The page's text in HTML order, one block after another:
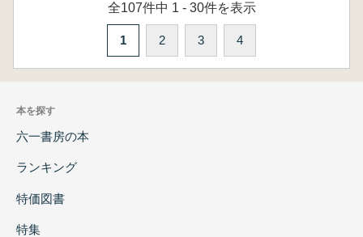
全107件中 1 - 30件を表示
1 2 3 4
本を探す
六一書房の本
ランキング
特価図書
特集